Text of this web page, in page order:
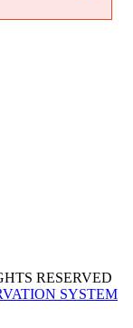
RESERVED
SYSTEM